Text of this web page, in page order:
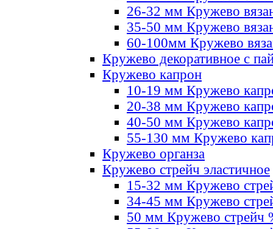
26-32 мм Кружево
35-50 мм Кружево
60-100мм Кружево
Кружево декоративное с
Кружево капрон
10-19 мм Кружево
20-38 мм Кружево
40-50 мм Кружево
55-130 мм Кружево
Кружево органза
Кружево стрейч эластичное
15-32 мм Кружево
34-45 мм Кружево
50 мм Кружево стрейч